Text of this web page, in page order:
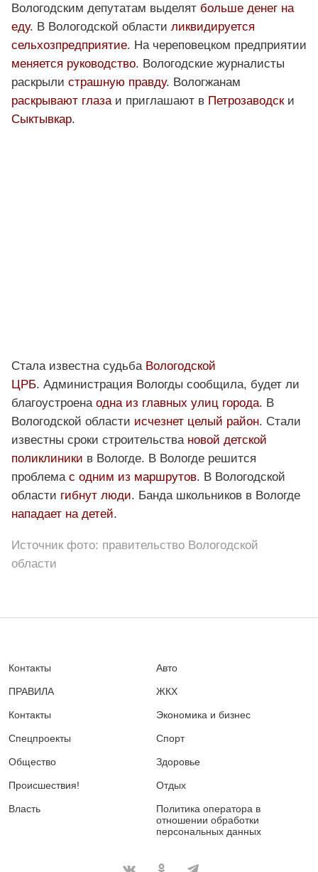
Вологодским депутатам выделят больше денег на
еду. В Вологодской области ликвидируется
сельхозпредприятие. На череповецком предприятии
меняется руководство. Вологодские журналисты
раскрыли страшную правду. Вологжанам
раскрывают глазаи приглашают в Петрозаводски
Сыктывкар.
Стала известна судьба Вологодской
ЦРБ. Администрация Вологды сообщила, будет ли
благоустроена одна из главных улиц города. В
Вологодской области исчезнет целый район. Стали
известны сроки строительства новой детской
поликлиники в Вологде. В Вологде решится
проблема с одним из маршрутов. В Вологодской
области гибнут люди. Банда школьников в Вологде
нападает на детей.
Источник фото: правительство Вологодской
области
Контакты
ПРАВИЛА
Контакты
Спецпроекты
Общество
Происшествия!
Власть
Авто
ЖКХ
Экономика и бизнес
Спорт
Здоровье
Отдых
Политика оператора в
отношении обработки
персональных данных